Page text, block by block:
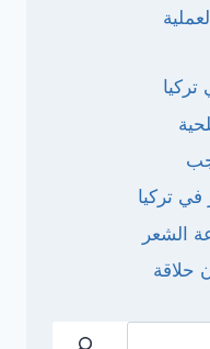
في تركيا
الشعر
حلاقة